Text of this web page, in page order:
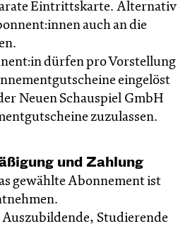
Eintrittskarte. Alternativ
auch an die
dürfen pro Vorstellung
eingelöst
Neuen Schauspiel GmbH
zuzulassen.
und Zahlung
gewählte Abonnement ist
Auszubildende, Studierende